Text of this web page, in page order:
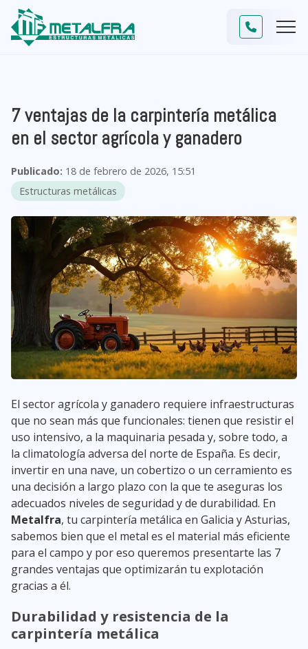
7 ventajas de la carpintería metálica
en el sector agrícola y ganadero
Publicado: 18 de febrero de 2026, 15:51
Estructuras metálicas
El sector agrícola y ganadero requiere infraestructuras
que no sean más que funcionales: tienen que resistir el
uso intensivo, a la maquinaria pesada y, sobre todo, a
la climatología adversa del norte de España. Es decir,
invertir en una nave, un cobertizo o un cerramiento es
una decisión a largo plazo con la que te aseguras los
adecuados niveles de seguridad y de durabilidad. En
Metalfra, tu carpintería metálica en Galicia y Asturias,
sabemos bien que el metal es el material más eficiente
para el campo y por eso queremos presentarte las 7
grandes ventajas que optimizarán tu explotación
gracias a él.
Durabilidad y resistencia de la
carpintería metálica